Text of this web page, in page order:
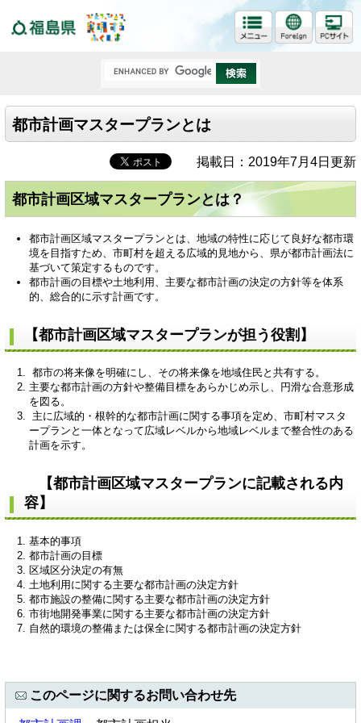
都市計画マスタープランとは
掲載日：2019年7月4日更新
都市計画区域マスタープランとは？
都市計画区域マスタープランとは、地域の特性に応じて良好な都市環
境を目指すため、市町村を超える広域的見地から、県が都市計画法に
基づいて策定するものです。
都市計画の目標や土地利用、主要な都市計画の決定の方針等を体系
的、総合的に示す計画です。
【都市計画区域マスタープランが担う役割】
都市の将来像を明確にし、その将来像を地域住民と共有する。
主要な都市計画の方針や整備目標をあらかじめ示し、円滑な合意形成
を図る。
主に広域的・根幹的な都市計画に関する事項を定め、市町村マスタ
ープランと一体となって広域レベルから地域レベルまで整合性のある
計画を示す。
【都市計画区域マスタープランに記載される内
容】
基本的事項
都市計画の目標
区域区分決定の有無
土地利用に関する主要な都市計画の決定方針
都市施設の整備に関する主要な都市計画の決定方針
市街地開発事業に関する主要な都市計画の決定方針
自然的環境の整備または保全に関する都市計画の決定方針
このページに関するお問い合わせ先